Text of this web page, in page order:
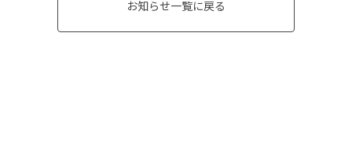
お知らせ一覧に戻る